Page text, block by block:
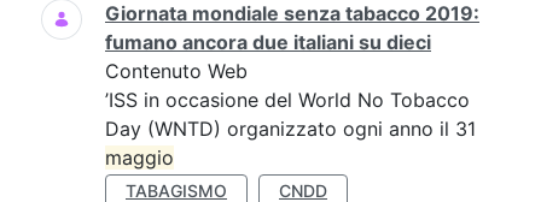
Giornata mondiale senza tabacco 2019:
fumano ancora due italiani su dieci
Contenuto Web
’ISS in occasione del World No Tobacco
Day (WNTD) organizzato ogni anno il 31
maggio
TABAGISMO
CNDD